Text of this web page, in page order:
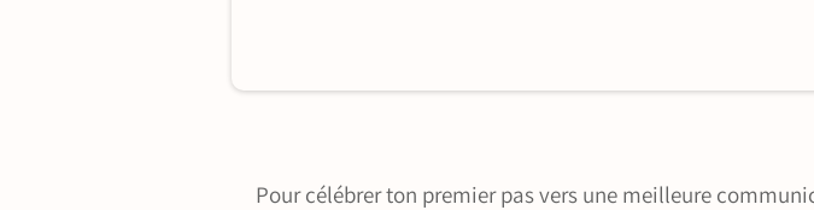
Pour célébrer ton premier pas vers une meilleure